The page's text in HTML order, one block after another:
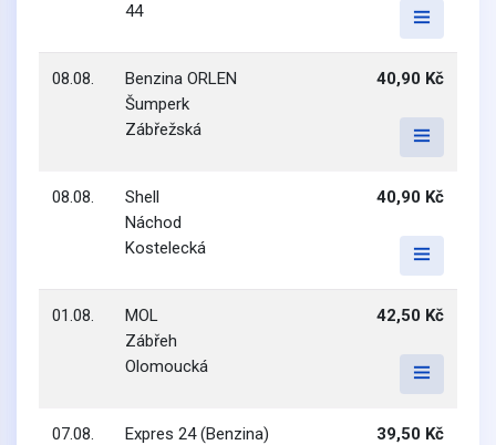
44
08.08.
Benzina ORLEN
Šumperk
Zábřežská
40,90 Kč
08.08.
Shell
Náchod
Kostelecká
40,90 Kč
01.08.
MOL
Zábřeh
Olomoucká
42,50 Kč
07.08.
Expres 24 (Benzina)
39,50 Kč